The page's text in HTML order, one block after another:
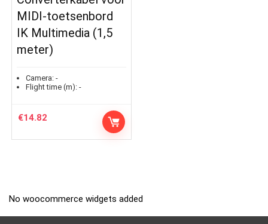
MIDI-toetsenbord
IK Multimedia (1,5
meter)
Camera: -
Flight time (m): -
€14.82
No woocommerce widgets added